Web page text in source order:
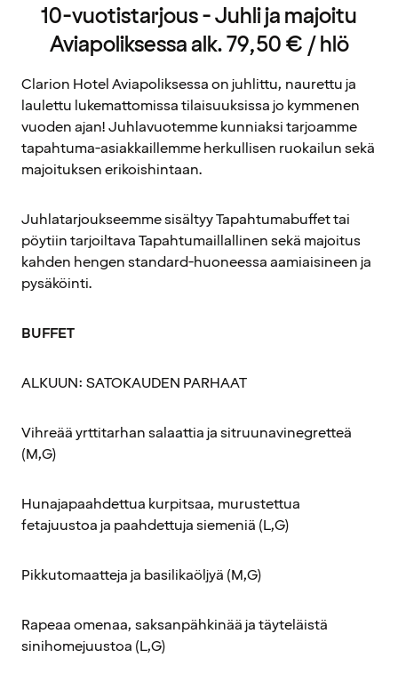
10-vuotistarjous - Juhli ja majoitu
Aviapoliksessa alk. 79,50 € / hlö
Clarion Hotel Aviapoliksessa on juhlittu, naurettu ja
laulettu lukemattomissa tilaisuuksissa jo kymmenen
vuoden ajan! Juhlavuotemme kunniaksi tarjoamme
tapahtuma-asiakkaillemme herkullisen ruokailun sekä
majoituksen erikoishintaan.
Juhlatarjoukseemme sisältyy Tapahtumabuffet tai
pöytiin tarjoiltava Tapahtumaillallinen sekä majoitus
kahden hengen standard-huoneessa aamiaisineen ja
pysäköinti.
BUFFET
ALKUUN: SATOKAUDEN PARHAAT
Vihreää yrttitarhan salaattia ja sitruunavinegretteä
(M,G)
Hunajapaahdettua kurpitsaa, murustettua
fetajuustoa ja paahdettuja siemeniä (L,G)
Pikkutomaatteja ja basilikaöljyä (M,G)
Rapeaa omenaa, saksanpähkinää ja täyteläistä
sinihomejuustoa (L,G)